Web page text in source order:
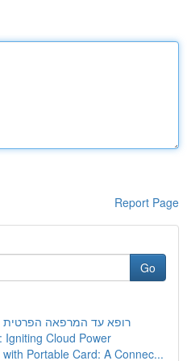
Report Page
Go
רופא עד המרפאה הפרטית
Igniting Cloud Power
Portable Card: A Connec...